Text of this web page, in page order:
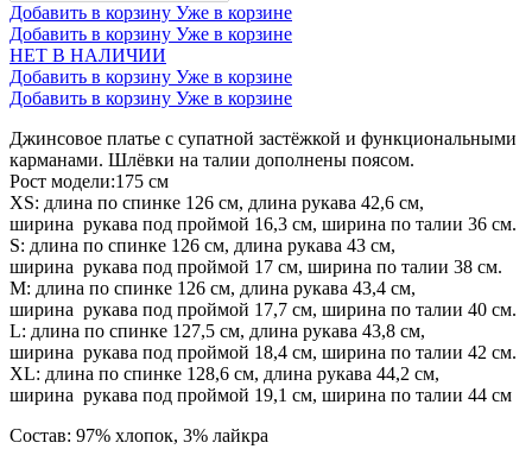
Добавить в корзину Уже в корзине
Добавить в корзину Уже в корзине
НЕТ В НАЛИЧИИ
Добавить в корзину Уже в корзине
Добавить в корзину Уже в корзине
Джинсовое платье с супатной застёжкой и функциональными
карманами. Шлёвки на талии дополнены поясом.
Рост модели:175 см
XS: длина по спинке 126 см, длина рукава 42,6 см,
ширина рукава под проймой 16,3 см, ширина по талии 36 см.
S: длина по спинке 126 см, длина рукава 43 см,
ширина рукава под проймой 17 см, ширина по талии 38 см.
М: длина по спинке 126 см, длина рукава 43,4 см,
ширина рукава под проймой 17,7 см, ширина по талии 40 см.
L: длина по спинке 127,5 см, длина рукава 43,8 см,
ширина рукава под проймой 18,4 см, ширина по талии 42 см.
ХL: длина по спинке 128,6 см, длина рукава 44,2 см,
ширина рукава под проймой 19,1 см, ширина по талии 44 см
Состав: 97% хлопок, 3% лайкра